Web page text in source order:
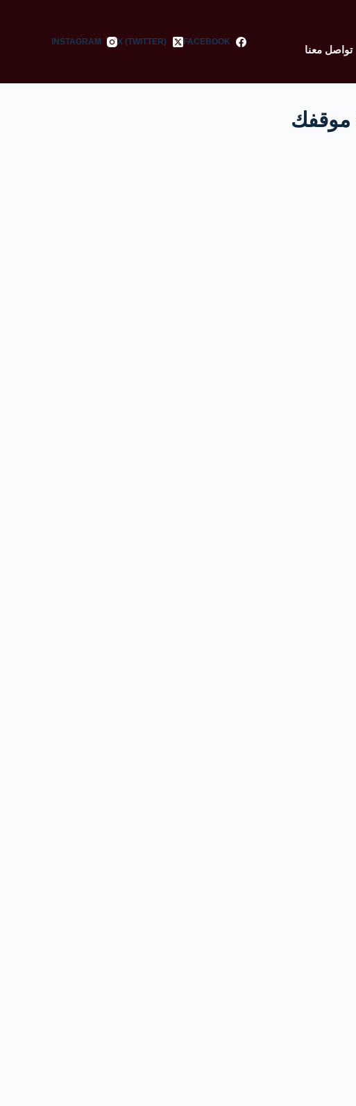
تواصل معنا
FACEBOOK
X (TWITTER)
INSTAGRAM
موقفك